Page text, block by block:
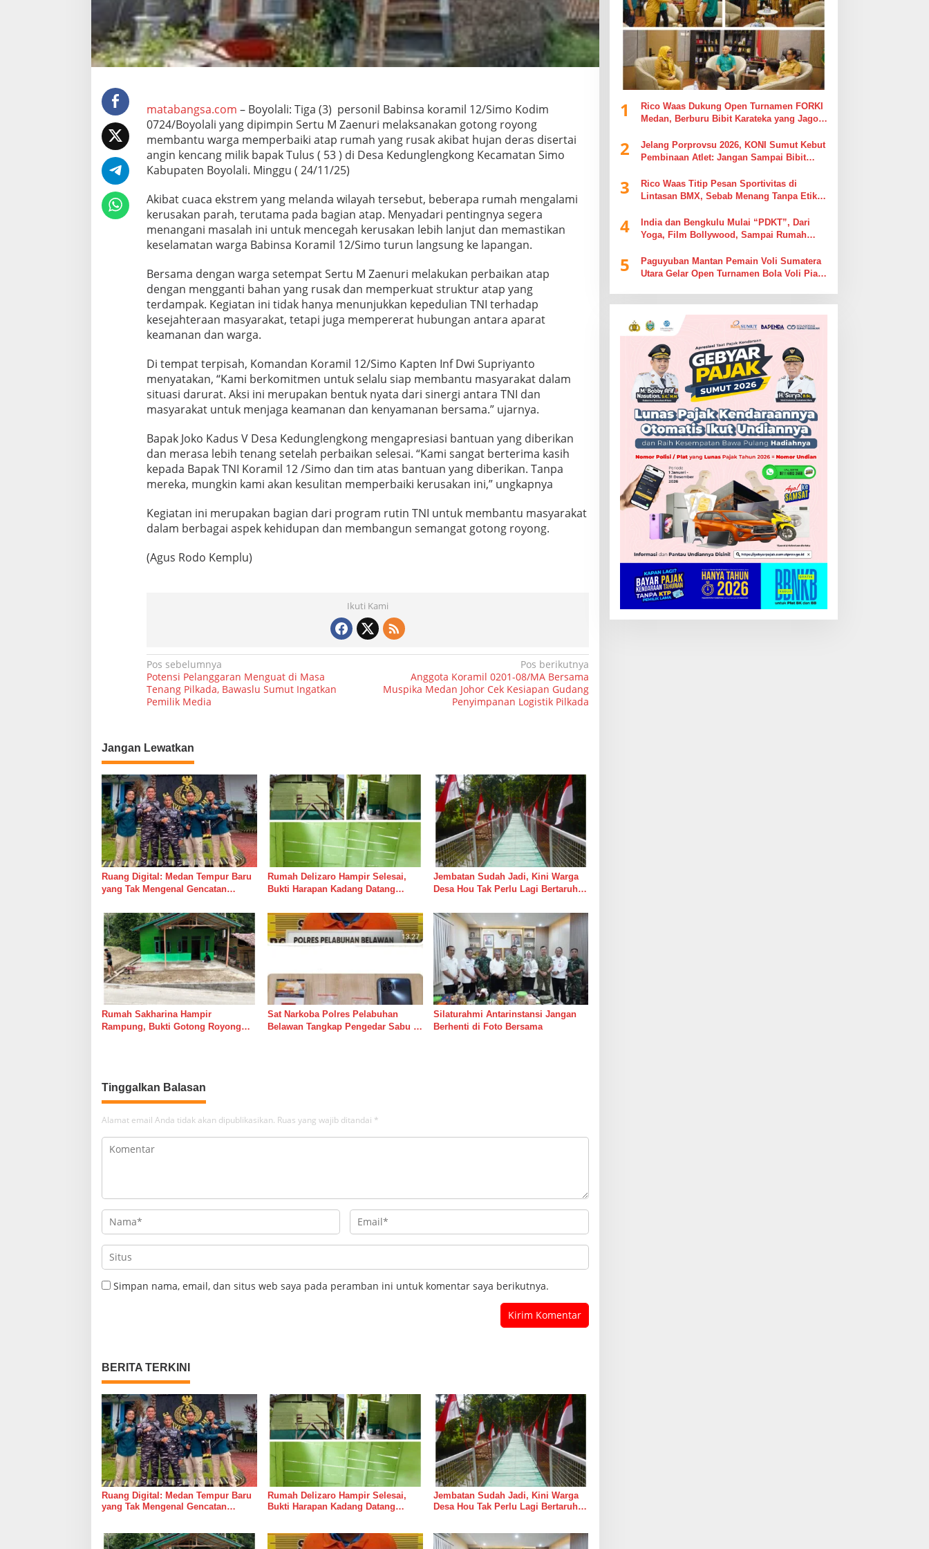
r
g
a
Y
a
n
u
s
a
k
matabangsa.com – Boyolali: Tiga (3) personil Babinsa koramil 12/Simo Kodim
0724/Boyolali yang dipimpin Sertu M Zaenuri melaksanakan gotong royong
membantu warga memperbaiki atap rumah yang rusak akibat hujan deras disertai
angin kencang milik bapak Tulus ( 53 ) di Desa Kedunglengkong Kecamatan Simo
Kabupaten Boyolali. Minggu ( 24/11/25)
Akibat cuaca ekstrem yang melanda wilayah tersebut, beberapa rumah mengalami
kerusakan parah, terutama pada bagian atap. Menyadari pentingnya segera
menangani masalah ini untuk mencegah kerusakan lebih lanjut dan memastikan
keselamatan warga Babinsa Koramil 12/Simo turun langsung ke lapangan.
Bersama dengan warga setempat Sertu M Zaenuri melakukan perbaikan atap
dengan mengganti bahan yang rusak dan memperkuat struktur atap yang
terdampak. Kegiatan ini tidak hanya menunjukkan kepedulian TNI terhadap
kesejahteraan masyarakat, tetapi juga mempererat hubungan antara aparat
keamanan dan warga.
Di tempat terpisah, Komandan Koramil 12/Simo Kapten Inf Dwi Supriyanto
menyatakan, “Kami berkomitmen untuk selalu siap membantu masyarakat dalam
situasi darurat. Aksi ini merupakan bentuk nyata dari sinergi antara TNI dan
masyarakat untuk menjaga keamanan dan kenyamanan bersama.” ujarnya.
Bapak Joko Kadus V Desa Kedunglengkong mengapresiasi bantuan yang diberikan
dan merasa lebih tenang setelah perbaikan selesai. “Kami sangat berterima kasih
kepada Bapak TNI Koramil 12 /Simo dan tim atas bantuan yang diberikan. Tanpa
mereka, mungkin kami akan kesulitan memperbaiki kerusakan ini,” ungkapnya
Kegiatan ini merupakan bagian dari program rutin TNI untuk membantu masyarakat
dalam berbagai aspek kehidupan dan membangun semangat gotong royong.
(Agus Rodo Kemplu)
Ikuti Kami
N
a
v
g
a
s
i
p
o
s
Pos sebelumnya
Potensi Pelanggaran Menguat di Masa
Tenang Pilkada, Bawaslu Sumut Ingatkan
Pemilik Media
Pos berikutnya
Anggota Koramil 0201-08/MA Bersama
Muspika Medan Johor Cek Kesiapan Gudang
Penyimpanan Logistik Pilkada
Jangan Lewatkan
Ruang Digital: Medan Tempur Baru
yang Tak Mengenal Gencatan
Rumah Delizaro Hampir Selesai,
Bukti Harapan Kadang Datang
Jembatan Sudah Jadi, Kini Warga
Desa Hou Tak Perlu Lagi Bertaruh
Rumah Sakharina Hampir
Rampung, Bukti Gotong Royong
Sat Narkoba Polres Pelabuhan
Belawan Tangkap Pengedar Sabu di
Silaturahmi Antarinstansi Jangan
Berhenti di Foto Bersama
Tinggalkan Balasan
Alamat email Anda tidak akan dipublikasikan. Ruas yang wajib ditandai *
Simpan nama, email, dan situs web saya pada peramban ini untuk komentar saya berikutnya.
BERITA TERKINI
Ruang Digital: Medan Tempur Baru
yang Tak Mengenal Gencatan
Rumah Delizaro Hampir Selesai,
Bukti Harapan Kadang Datang
Jembatan Sudah Jadi, Kini Warga
Desa Hou Tak Perlu Lagi Bertaruh
1
Rico Waas Dukung Open Turnamen FORKI
Medan, Berburu Bibit Karateka yang Jago
Komentar
2
Jelang Porprovsu 2026, KONI Sumut Kebut
Pembinaan Atlet: Jangan Sampai Bibit
3
Rico Waas Titip Pesan Sportivitas di
Lintasan BMX, Sebab Menang Tanpa Etika
4
India dan Bengkulu Mulai “PDKT”, Dari
Yoga, Film Bollywood, Sampai Rumah
5
Paguyuban Mantan Pemain Voli Sumatera
Utara Gelar Open Turnamen Bola Voli Piala